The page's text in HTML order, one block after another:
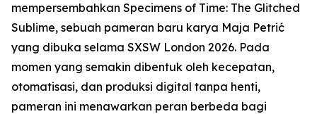
mempersembahkan Specimens of Time: The Glitched
Sublime, sebuah pameran baru karya Maja Petrić
yang dibuka selama SXSW London 2026. Pada
momen yang semakin dibentuk oleh kecepatan,
otomatisasi, dan produksi digital tanpa henti,
pameran ini menawarkan peran berbeda bagi